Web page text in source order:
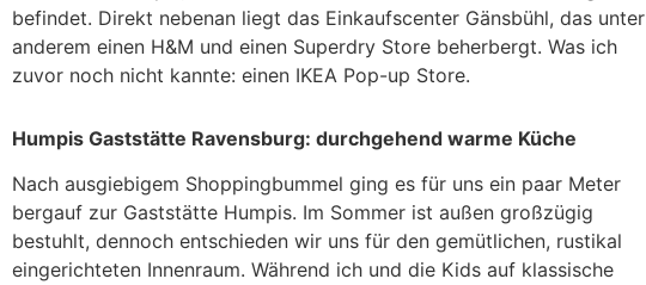
befindet. Direkt nebenan liegt das Einkaufscenter Gänsbühl, das unter
anderem einen H&M und einen Superdry Store beherbergt. Was ich
zuvor noch nicht kannte: einen IKEA Pop-up Store.
Humpis Gaststätte Ravensburg: durchgehend warme Küche
Nach ausgiebigem Shoppingbummel ging es für uns ein paar Meter
bergauf zur Gaststätte Humpis. Im Sommer ist außen großzügig
bestuhlt, dennoch entschieden wir uns für den gemütlichen, rustikal
eingerichteten Innenraum. Während ich und die Kids auf klassische